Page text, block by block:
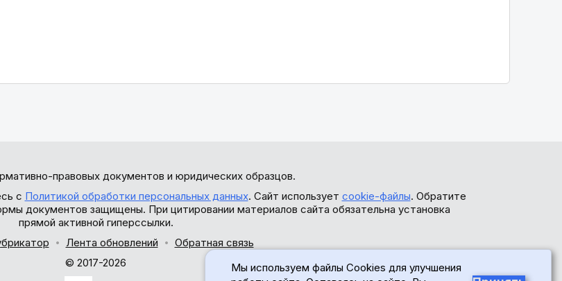
правовых документов и юридических образцов.
с Политикой обработки персональных данных. Сайт использует cookie-файлы. Обратите
документов защищены. При цитировании материалов сайта обязательна установка
прямой активной гиперссылки.
Лента обновлений
Обратная связь
© 2017-2026
Мы используем файлы Cookies для улучшения